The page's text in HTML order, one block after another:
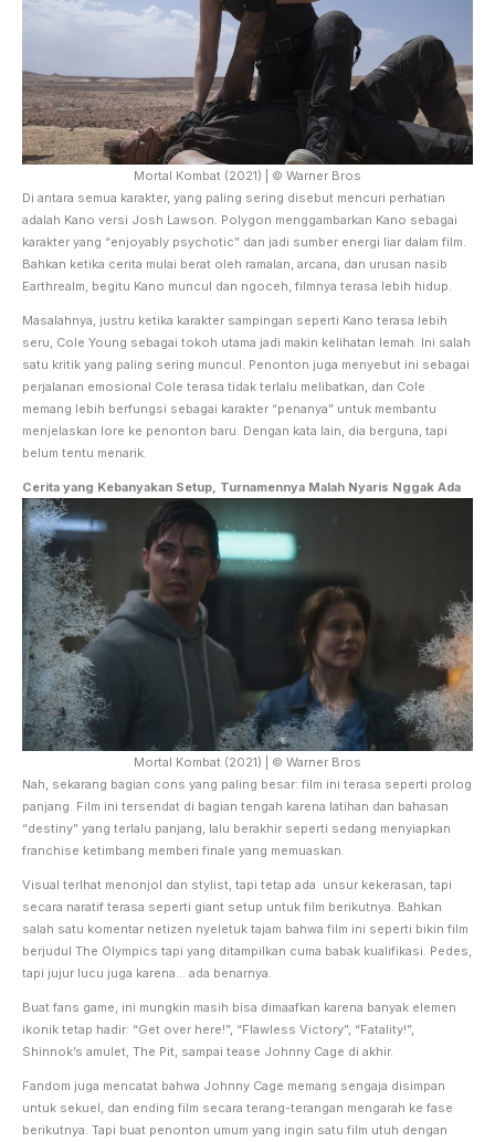
Mortal Kombat (2021) | © Warner Bros
Di antara semua karakter, yang paling sering disebut mencuri perhatian
adalah Kano versi Josh Lawson. Polygon menggambarkan Kano sebagai
karakter yang “enjoyably psychotic” dan jadi sumber energi liar dalam film.
Bahkan ketika cerita mulai berat oleh ramalan, arcana, dan urusan nasib
Earthrealm, begitu Kano muncul dan ngoceh, filmnya terasa lebih hidup.
Masalahnya, justru ketika karakter sampingan seperti Kano terasa lebih
seru, Cole Young sebagai tokoh utama jadi makin kelihatan lemah. Ini salah
satu kritik yang paling sering muncul. Penonton juga menyebut ini sebagai
perjalanan emosional Cole terasa tidak terlalu melibatkan, dan Cole
memang lebih berfungsi sebagai karakter “penanya” untuk membantu
menjelaskan lore ke penonton baru. Dengan kata lain, dia berguna, tapi
belum tentu menarik.
Cerita yang Kebanyakan Setup, Turnamennya Malah Nyaris Nggak Ada
Mortal Kombat (2021) | © Warner Bros
Nah, sekarang bagian cons yang paling besar: film ini terasa seperti prolog
panjang. Film ini tersendat di bagian tengah karena latihan dan bahasan
“destiny” yang terlalu panjang, lalu berakhir seperti sedang menyiapkan
franchise ketimbang memberi finale yang memuaskan.
Visual terlhat menonjol dan stylist, tapi tetap ada unsur kekerasan, tapi
secara naratif terasa seperti giant setup untuk film berikutnya. Bahkan
salah satu komentar netizen nyeletuk tajam bahwa film ini seperti bikin film
berjudul The Olympics tapi yang ditampilkan cuma babak kualifikasi. Pedes,
tapi jujur lucu juga karena… ada benarnya.
Buat fans game, ini mungkin masih bisa dimaafkan karena banyak elemen
ikonik tetap hadir: “Get over here!”, “Flawless Victory”, “Fatality!”,
Shinnok’s amulet, The Pit, sampai tease Johnny Cage di akhir.
Fandom juga mencatat bahwa Johnny Cage memang sengaja disimpan
untuk sekuel, dan ending film secara terang-terangan mengarah ke fase
berikutnya. Tapi buat penonton umum yang ingin satu film utuh dengan